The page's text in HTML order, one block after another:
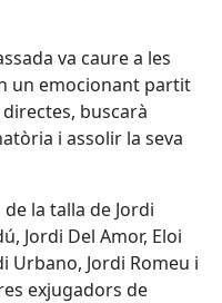
va caure a les
un emocionant partit
buscarà
i assolir la seva
la talla de Jordi
Jordi Del Amor, Eloi
Urbano, Jordi Romeu i
exjugadors de